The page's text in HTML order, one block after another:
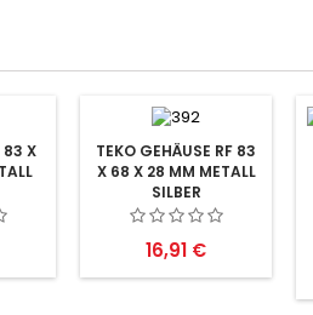
83 X
TEKO GEHÄUSE RF 83
X 68 X 28 MM METALL
SILBER
Preis
16,91 €